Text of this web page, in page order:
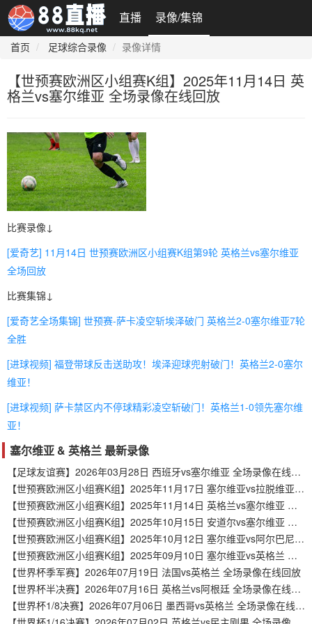
直播 录像/集锦
首页 足球综合录像 录像详情
【世预赛欧洲区小组赛K组】2025年11月14日 英
格兰vs塞尔维亚 全场录像在线回放
比赛录像↓
[爱奇艺] 11月14日 世预赛欧洲区小组赛K组第9轮 英格兰vs塞尔维亚
全场回放
比赛集锦↓
[爱奇艺全场集锦] 世预赛-萨卡凌空斩埃泽破门 英格兰2-0塞尔维亚7轮
全胜
[进球视频] 福登带球反击送助攻！埃泽迎球兜射破门！英格兰2-0塞尔
维亚！
[进球视频] 萨卡禁区内不停球精彩凌空斩破门！英格兰1-0领先塞尔维
亚！
塞尔维亚 & 英格兰 最新录像
【足球友谊赛】2026年03月28日 西班牙vs塞尔维亚 全场录像在线回放
【世预赛欧洲区小组赛K组】2025年11月17日 塞尔维亚vs拉脱维亚 全场录像在线回放
【世预赛欧洲区小组赛K组】2025年11月14日 英格兰vs塞尔维亚 全场录像在线回放
【世预赛欧洲区小组赛K组】2025年10月15日 安道尔vs塞尔维亚 全场录像在线回放
【世预赛欧洲区小组赛K组】2025年10月12日 塞尔维亚vs阿尔巴尼亚 全场录像在线回放
【世预赛欧洲区小组赛K组】2025年09月10日 塞尔维亚vs英格兰 全场录像在线回放
【世界杯季军赛】2026年07月19日 法国vs英格兰 全场录像在线回放
【世界杯半决赛】2026年07月16日 英格兰vs阿根廷 全场录像在线回放
【世界杯1/8决赛】2026年07月06日 墨西哥vs英格兰 全场录像在线回放